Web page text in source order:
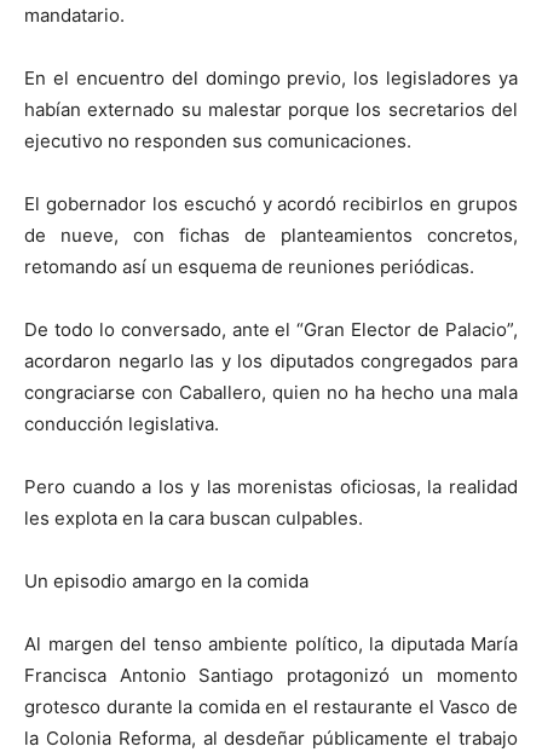
mandatario.
En el encuentro del domingo previo, los legisladores ya
habían externado su malestar porque los secretarios del
ejecutivo no responden sus comunicaciones.
El gobernador los escuchó y acordó recibirlos en grupos
de nueve, con fichas de planteamientos concretos,
retomando así un esquema de reuniones periódicas.
De todo lo conversado, ante el “Gran Elector de Palacio”,
acordaron negarlo las y los diputados congregados para
congraciarse con Caballero, quien no ha hecho una mala
conducción legislativa.
Pero cuando a los y las morenistas oficiosas, la realidad
les explota en la cara buscan culpables.
Un episodio amargo en la comida
Al margen del tenso ambiente político, la diputada María
Francisca Antonio Santiago protagonizó un momento
grotesco durante la comida en el restaurante el Vasco de
la Colonia Reforma, al desdeñar públicamente el trabajo